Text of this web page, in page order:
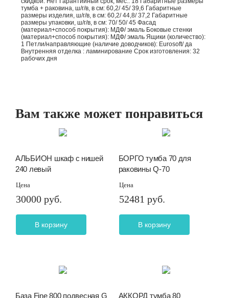
тумба + раковина, ш/г/в, в см: 60,2/ 45/ 39,6 Габаритные
размеры изделия, ш/г/в, в см: 60,2/ 44,8/ 37,2 Габаритные
размеры упаковки, ш/г/в, в см: 70/ 50/ 45 Фасад
(материал+способ покрытия): МДФ/ эмаль Боковые стенки
(материал+способ покрытия): МДФ/ эмаль Ящики (количество):
1 Петли/направляющие (наличие доводчиков): Eurosoft/ да
Внутренняя отделка : ламинирование Срок изготовления: 32
рабочих дня
Вам также может понравиться
АЛЬБИОН шкаф с нишей
240 левый
Цена
30000 руб.
В корзину
БОРГО тумба 70 для
раковины Q-70
Цена
52481 руб.
В корзину
База Fine 800 подвесная G
АККОРД тумба 80